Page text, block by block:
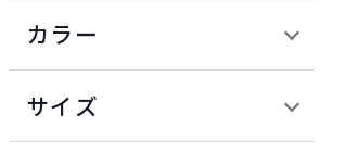
オフプライス什器
アクメファニチャー
ADAL
カラー
サイズ